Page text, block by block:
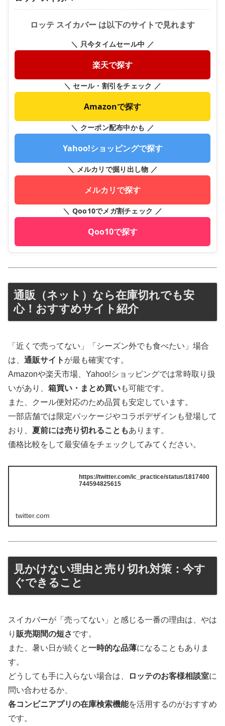
ロッテ スイカバー は以下のサイトで見れます
＼ 只今タイムセール中 ／
楽天で探す
＼ セール・割引をチェック ／
Amazonで探す
＼ クーポン配布中かも ／
Yahoo!ショッピングで探す
＼ メルカリで掘り出し物 ／
メルカリで探す
＼ Qoo10でメガ割チェック ／
Qoo10で探す
通販（ネット）なら在庫切れでも安
心！おすすめサイト紹介
「近くで売ってない」「シーズン外でも食べたい」場合
は、 通販サイト が最も確実です。
Amazonや楽天市場、Yahoo!ショッピングでは常時取り扱
いがあり、 箱買い・まとめ買いも可能です。
また、クール便対応のため品質も安定しています。
一部店舗では限定パッケージやコラボデザインも登場して
おり、 夏前には売り切れることもあります。
価格比較をして最安値をチェックしてみてください。
https://twitter.com/ic_practice/status/1817400
744594825615
twitter.com
見かけない理由と売り切れ対策：今す
ぐできること
スイカバーが「売ってない」と感じる一番の理由は、やは
り 販売期間の短さです。
また、暑い日が続くと一時的な品薄になることもありま
す。
どうしても手に入らない場合は、
ロッテのお客様相談室に
問い合わせるか、
各コンビニアプリの在庫検索機能を活用するのがおすすめ
です。